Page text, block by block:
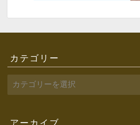
カテゴリー
アーカイブ